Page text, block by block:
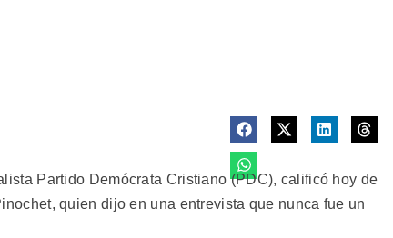
Partido Demócrata Cristiano (PDC), calificó hoy de
quien dijo en una entrevista que nunca fue un